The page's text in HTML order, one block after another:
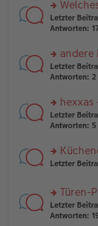
gB
ei
tr
g
n
g
el
e
n
er
tr
a
g
rs
te
n
g
el
e
n
er
tr
a
Letzter
Antworten:
rs
te
n
g
el
e
n
ei
tr
a
andere
Letzter
Antworten: 2
rs
te
n
g
es
e
n
er
Letzter
Antworten: 5
rs
u
n
g
Letzter
rs
te
Türen-
Letzter
Antworten: